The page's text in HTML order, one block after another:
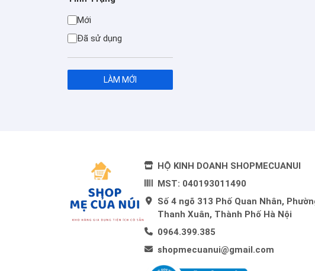
Mới
Đã sử dụng
LÀM MỚI
HỘ KINH DOANH SHOPMECUANUI
MST: 040193011490
Số 4 ngõ 313 Phố Quan Nhân,
Thanh Xuân, Thành Phố Hà Nội
0964.399.385
shopmecuanui@gmail.com